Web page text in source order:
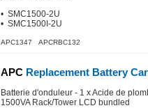
• SMC1500-2U
• SMC1500I-2U
APC1347 APCRBC132
APC Replacement Battery
Batterie d'onduleur - 1 x Acide de
1500VA Rack/Tower LCD bundled